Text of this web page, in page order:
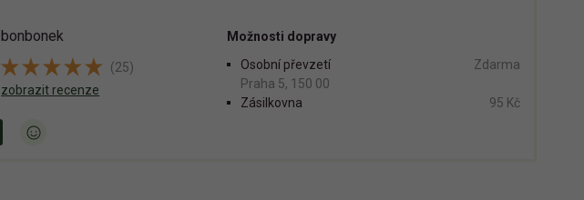
bonbonek
(25)
zobrazit recenze
Možnosti dopravy
Osobní převzetí
Praha 5, 150 00
Zdarma
Zásilkovna 95 Kč